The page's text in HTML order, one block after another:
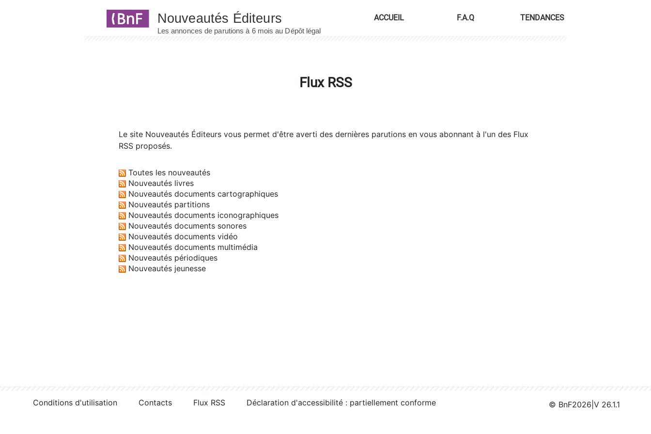
ACCUEIL F.A.Q TENDANCES
Flux RSS
Le site Nouveautés Éditeurs vous permet d'être averti des dernières parutions en vous abonnant à l'un des Flux
RSS proposés.
Toutes les nouveautés
Nouveautés livres
Nouveautés documents cartographiques
Nouveautés partitions
Nouveautés documents iconographiques
Nouveautés documents sonores
Nouveautés documents vidéo
Nouveautés documents multimédia
Nouveautés périodiques
Nouveautés jeunesse
Conditions d'utilisation Contacts Flux RSS Déclaration d'accessibilité : partiellement conforme © BnF2026 V 26.1.1